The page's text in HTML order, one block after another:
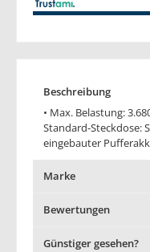
Beschreibung
• Max. Belastung:
Standard-Steckdose:
eingebauter
Marke
Bewertungen
Günstiger gesehen?